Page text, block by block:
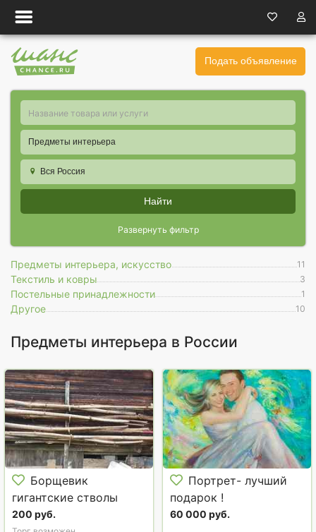
Подать объявление
Предметы интерьера
Вся Россия
Найти
Развернуть фильтр
Предметы интерьера, искусство 11
Текстиль и ковры 3
Постельные принадлежности 1
Другое 10
Предметы интерьера в России
Борщевик
гигантские стволы
200 руб.
Портрет- лучший
подарок !
60 000 руб.